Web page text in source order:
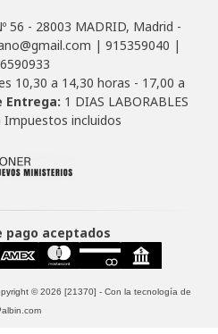
56 - 28003 MADRID, Madrid -
| 915359040 |
10,30 a 14,30 horas - 17,00 a
Entrega: 1 DIAS LABORABLES
incluidos
pago aceptados
© 2026 [21370] - Con la tecnología de